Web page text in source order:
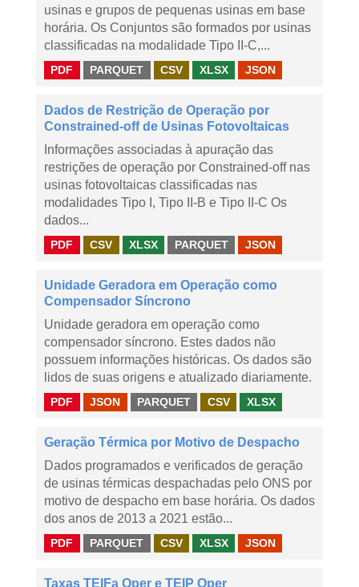
usinas e grupos de pequenas usinas em base
horária. Os Conjuntos são formados por usinas
classificadas na modalidade Tipo II-C,...
PDF PARQUET CSV XLSX JSON
Dados de Restrição de Operação por
Constrained-off de Usinas Fotovoltaicas
Informações associadas à apuração das
restrições de operação por Constrained-off nas
usinas fotovoltaicas classificadas nas
modalidades Tipo I, Tipo II-B e Tipo II-C Os
dados...
PDF CSV XLSX PARQUET JSON
Unidade Geradora em Operação como
Compensador Síncrono
Unidade geradora em operação como
compensador síncrono. Estes dados não
possuem informações históricas. Os dados são
lidos de suas origens e atualizado diariamente.
PDF JSON PARQUET CSV XLSX
Geração Térmica por Motivo de Despacho
Dados programados e verificados de geração
de usinas térmicas despachadas pelo ONS por
motivo de despacho em base horária. Os dados
dos anos de 2013 a 2021 estão...
PDF PARQUET CSV XLSX JSON
Taxas TEIFa Oper e TEIP Oper